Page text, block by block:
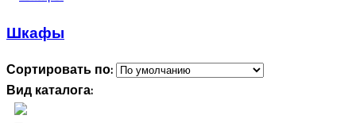
Шкафы
Сортировать по:
Вид каталога: